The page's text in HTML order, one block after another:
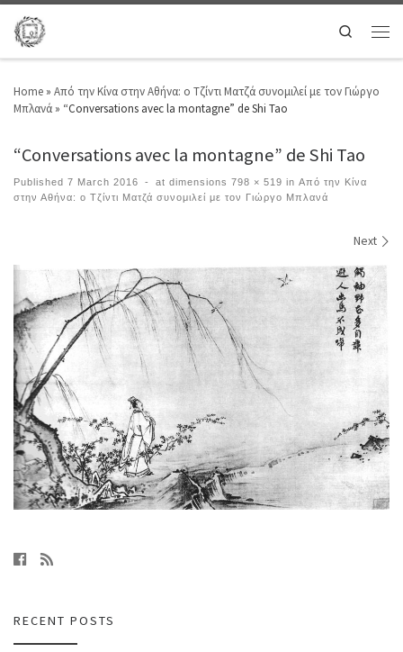
Search
Home » Από την Κίνα στην Αθήνα: ο Τζίντι Ματζά συνομιλεί με τον Γιώργο
Μπλανά » “Conversations avec la montagne” de Shi Tao
“Conversations avec la montagne” de Shi Tao
Published 7 March 2016 - at dimensions 798 × 519 in Από την Κίνα
στην Αθήνα: ο Τζίντι Ματζά συνομιλεί με τον Γιώργο Μπλανά
Next
RECENT POSTS